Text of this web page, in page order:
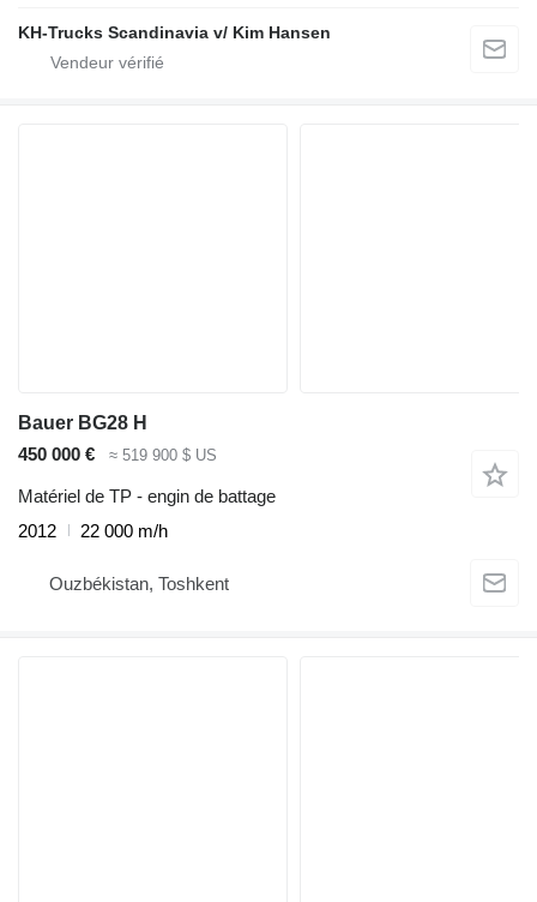
KH-Trucks Scandinavia v/ Kim Hansen
Bauer BG28 H
450 000 €
≈ 519 900 $ US
Matériel de TP - engin de battage
2012
22 000 m/h
Ouzbékistan, Toshkent